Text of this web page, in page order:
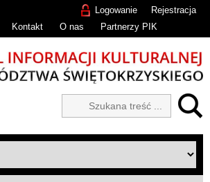
Rejestracja
Logowanie
Kontakt O nas Partnerzy PIK